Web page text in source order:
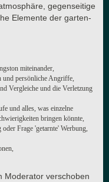
gegenseitige
Elemente der garten-
miteinander,
und persönliche Angriffe,
Vergleiche und die Verletzung
und alles, was einzelne
bringen könnte,
Frage 'getarnte' Werbung,
Moderator verschoben